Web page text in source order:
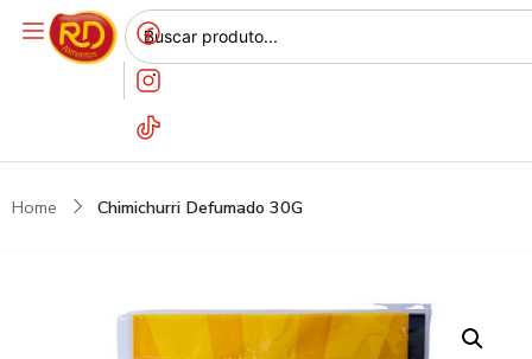
Home Chimichurri Defumado 30G